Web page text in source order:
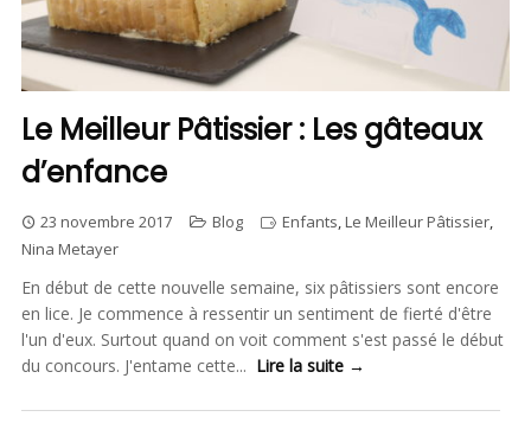
Le Meilleur Pâtissier : Les gâteaux
d’enfance
23 novembre 2017 Blog Enfants,Le Meilleur Pâtissier,
Nina Metayer
En début de cette nouvelle semaine, six pâtissiers sont encore
en lice. Je commence à ressentir un sentiment de fierté d'être
l'un d'eux. Surtout quand on voit comment s'est passé le début
du concours. J'entame cette... Lire la suite →